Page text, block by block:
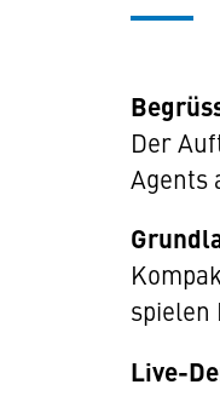
Der
Agents
spielen
Live-